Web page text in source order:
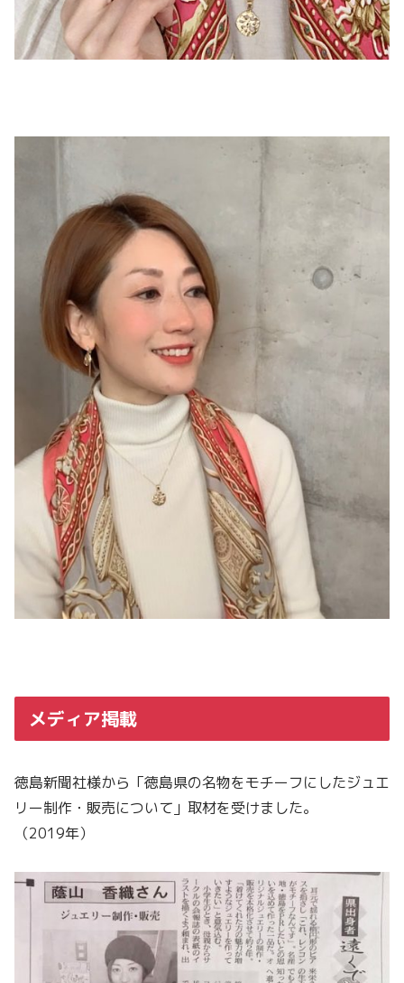
メディア掲載
徳島新聞社様から「徳島県の名物をモチーフにしたジュエ
リー制作・販売について」取材を受けました。
（2019年）